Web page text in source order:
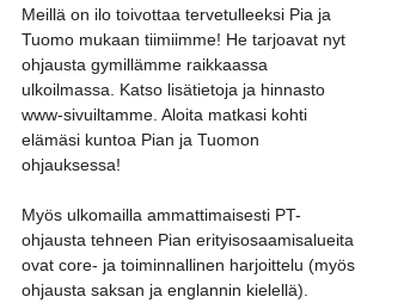
Meillä on ilo toivottaa tervetulleeksi Pia ja
Tuomo mukaan tiimiimme! He tarjoavat nyt
ohjausta gymillämme raikkaassa
ulkoilmassa. Katso lisätietoja ja hinnasto
www-sivuiltamme. Aloita matkasi kohti
elämäsi kuntoa Pian ja Tuomon
ohjauksessa!
Myös ulkomailla ammattimaisesti PT-
ohjausta tehneen Pian erityisosaamisalueita
ovat core- ja toiminnallinen harjoittelu (myös
ohjausta saksan ja englannin kielellä).